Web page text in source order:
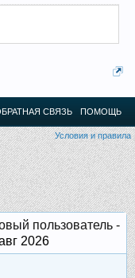
СВЯЗЬ ПОМОЩЬ
Условия и правила
пользователь -
2026